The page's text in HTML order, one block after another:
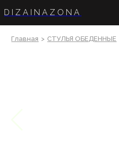
DIZAINAZONA
Главная > СТУЛЬЯ ОБЕДЕННЫЕ